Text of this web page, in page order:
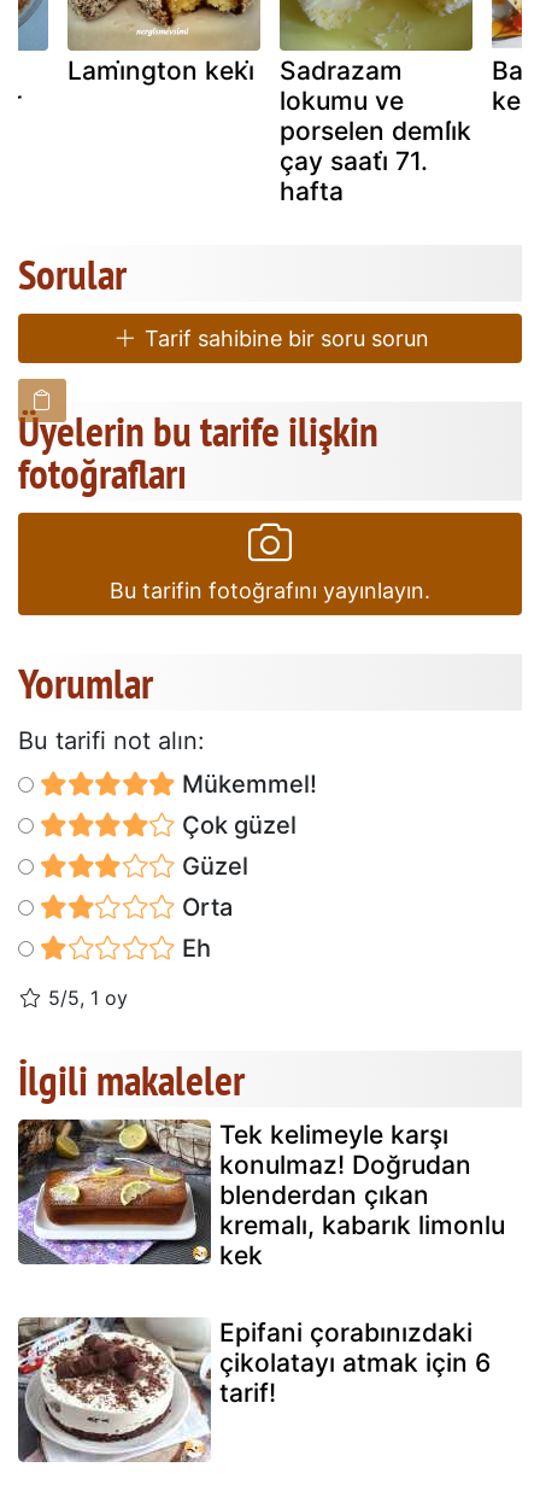
Lami̇ngton keki̇
Sadrazam
lokumu ve
porselen demli̇k
çay saati̇ 71.
hafta
Sorular
Tarif sahibine bir soru sorun
Üyelerin bu tarife ilişkin
fotoğrafları
Bu tarifin fotoğrafını yayınlayın.
Yorumlar
Bu tarifi not alın:
Mükemmel!
Çok güzel
Güzel
Orta
Eh
5/5, 1 oy
İlgili makaleler
Tek kelimeyle karşı
konulmaz! Doğrudan
blenderdan çıkan
kremalı, kabarık limonlu
kek
Epifani çorabınızdaki
çikolatayı atmak için 6
tarif!